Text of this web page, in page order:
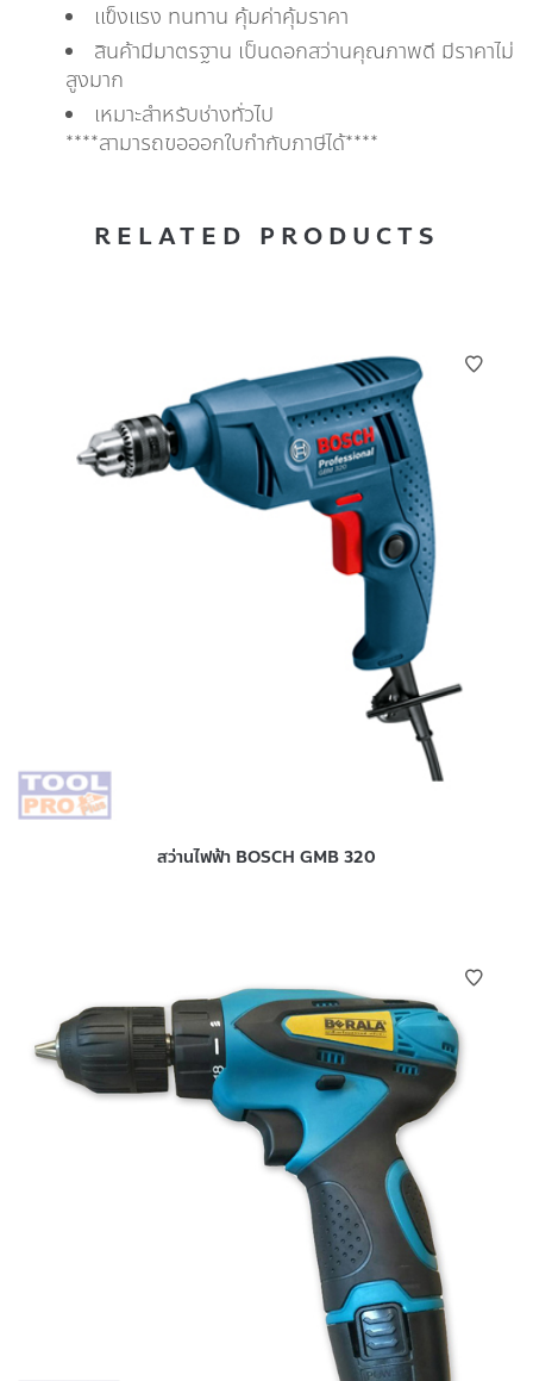
แข็งแรง ทนทาน คุ้มค่าคุ้มราคา
สินค้ามีมาตรฐาน เป็นดอกสว่านคุณภาพดี มีราคาไม่
สูงมาก
เหมาะสำหรับช่างทั่วไป
****สามารถขอออกใบกำกับภาษีได้****
RELATED PRODUCTS
สว่านไฟฟ้า BOSCH GMB 320